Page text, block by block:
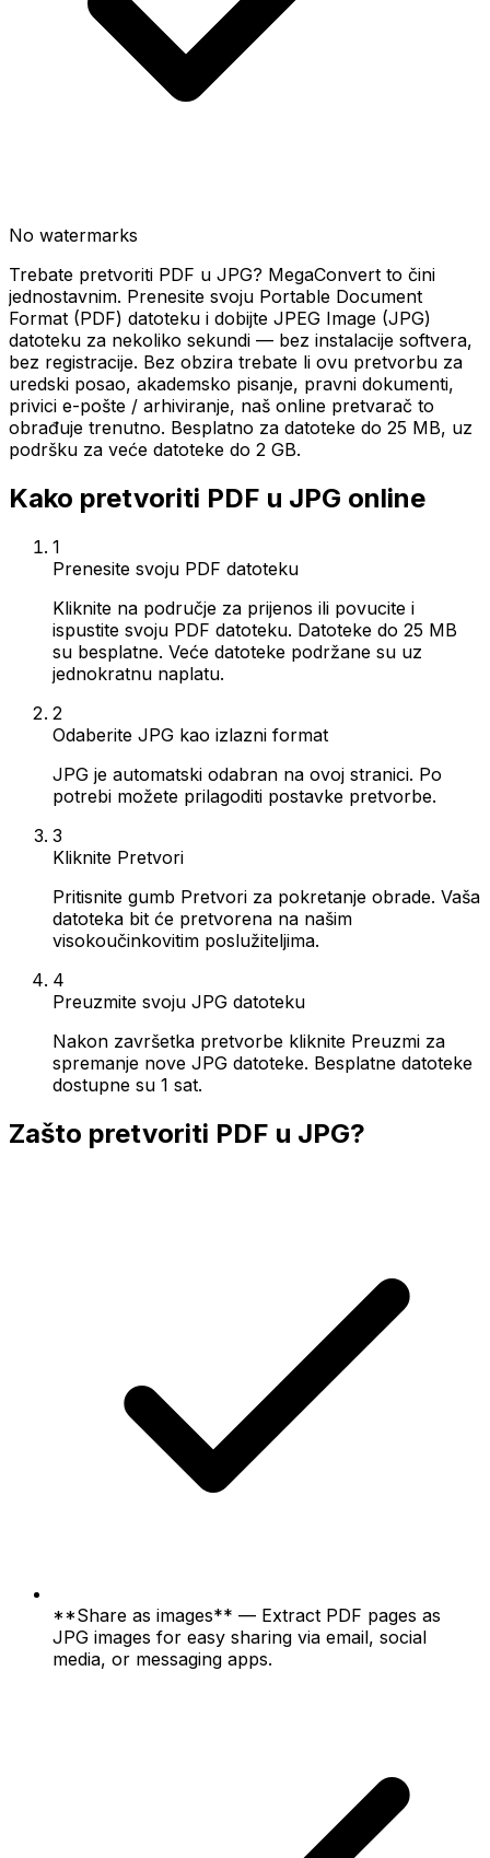
No watermarks
Trebate pretvoriti PDF u JPG? MegaConvert to čini
jednostavnim. Prenesite svoju Portable Document
Format (PDF) datoteku i dobijte JPEG Image (JPG)
datoteku za nekoliko sekundi — bez instalacije softvera,
bez registracije. Bez obzira trebate li ovu pretvorbu za
uredski posao, akademsko pisanje, pravni dokumenti,
privici e-pošte / arhiviranje, naš online pretvarač to
obrađuje trenutno. Besplatno za datoteke do 25 MB, uz
podršku za veće datoteke do 2 GB.
Kako pretvoriti PDF u JPG online
1
Prenesite svoju PDF datoteku
Kliknite na područje za prijenos ili povucite i
ispustite svoju PDF datoteku. Datoteke do 25 MB
su besplatne. Veće datoteke podržane su uz
jednokratnu naplatu.
2
Odaberite JPG kao izlazni format
JPG je automatski odabran na ovoj stranici. Po
potrebi možete prilagoditi postavke pretvorbe.
3
Kliknite Pretvori
Pritisnite gumb Pretvori za pokretanje obrade. Vaša
datoteka bit će pretvorena na našim
visokoučinkovitim poslužiteljima.
4
Preuzmite svoju JPG datoteku
Nakon završetka pretvorbe kliknite Preuzmi za
spremanje nove JPG datoteke. Besplatne datoteke
dostupne su 1 sat.
Zašto pretvoriti PDF u JPG?
**Share as images** — Extract PDF pages as
JPG images for easy sharing via email, social
media, or messaging apps.